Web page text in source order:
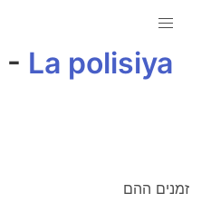
- La polisiya
זמנים ההם